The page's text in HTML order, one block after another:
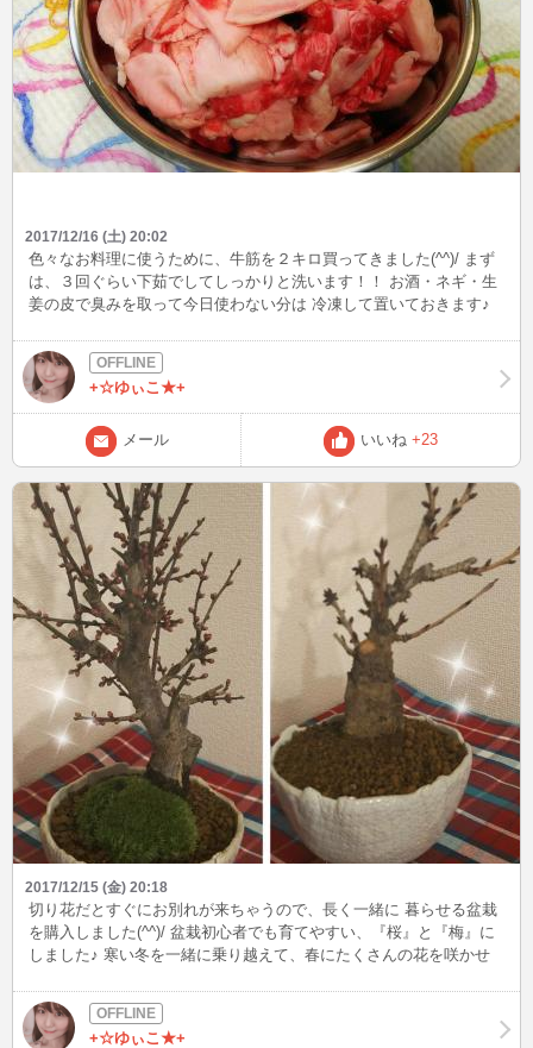
2017/12/16 (土) 20:02
色々なお料理に使うために、牛筋を２キロ買ってきました(^^)/ まず
は、３回ぐらい下茹でしてしっかりと洗います！！ お酒・ネギ・生
姜の皮で臭みを取って今日使わない分は 冷凍して置いておきます♪
好み焼きの具材おでんに入れて使います！ はぁ～♪下準備は大変で
すが、色んなお料理に使えて美味しい牛筋とても便利です(*^^*)
+☆ゆぃこ★+
メール いいね +23
2017/12/15 (金) 20:18
切り花だとすぐにお別れが来ちゃうので、長く一緒に 暮らせる盆栽
を購入しました(^^)/ 盆栽初心者でも育てやすい、『桜』と『梅』に
しました♪ 寒い冬を一緒に乗り越えて、春にたくさんの花を咲かせ
+☆ゆぃこ★+